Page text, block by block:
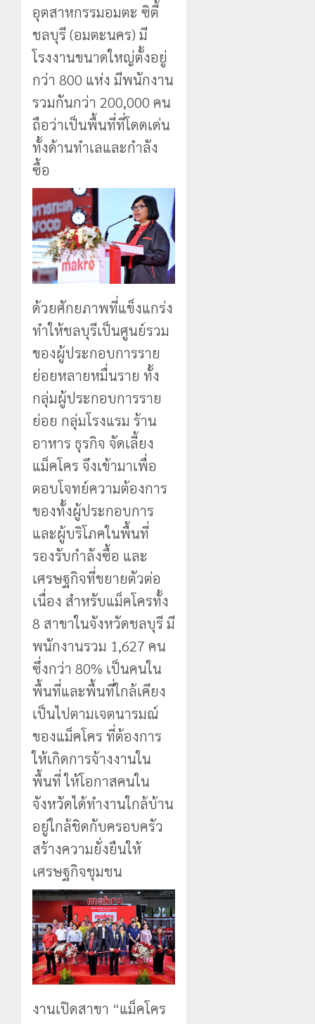
อุตสาหกรรมอมตะ ซิตี้
ชลบุรี (อมตะนคร) มี
โรงงานขนาดใหญ่ตั้งอยู่
กว่า 800 แห่ง มีพนักงาน
รวมกันกว่า 200,000 คน
ถือว่าเป็นพื้นที่ที่โดดเด่น
ทั้งด้านทำเลและกำลัง
ซื้อ
ด้วยศักยภาพที่แข็งแกร่ง
ทำให้ชลบุรีเป็นศูนย์รวม
ของผู้ประกอบการราย
ย่อยหลายหมื่นราย ทั้ง
กลุ่มผู้ประกอบการราย
ย่อย กลุ่มโรงแรม ร้าน
อาหาร ธุรกิจ จัดเลี้ยง
แม็คโคร จึงเข้ามาเพื่อ
ตอบโจทย์ความต้องการ
ของทั้งผู้ประกอบการ
และผู้บริโภคในพื้นที่
รองรับกำลังซื้อ และ
เศรษฐกิจที่ขยายตัวต่อ
เนื่อง สำหรับแม็คโครทั้ง
8 สาขาในจังหวัดชลบุรี มี
พนักงานรวม 1,627 คน
ซึ่งกว่า 80% เป็นคนใน
พื้นที่และพื้นที่ใกล้เคียง
เป็นไปตามเจตนารมณ์
ของแม็คโคร ที่ต้องการ
ให้เกิดการจ้างงานใน
พื้นที่ ให้โอกาสคนใน
จังหวัดได้ทำงานใกล้บ้าน
อยู่ใกล้ชิดกับครอบครัว
สร้างความยั่งยืนให้
เศรษฐกิจชุมชน
งานเปิดสาขา “แม็คโคร